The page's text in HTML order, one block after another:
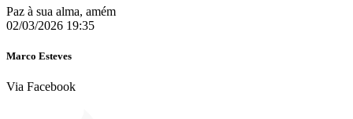
Paz à sua alma, amém
02/03/2026 19:35
Marco Esteves
Via Facebook